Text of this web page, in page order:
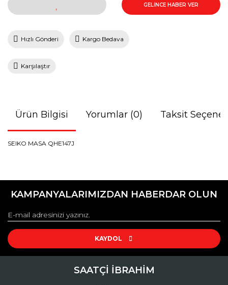
GELİNCE HABER VER
Hızlı Gönderi Kargo Bedava
Karşılaştır
Ürün Bilgisi Yorumlar (0) Taksit
SEIKO MASA QHE147J
konularda yetersiz gördüğünüz noktaları öneri formunu
Görüş ve önerileriniz için teşekkür ederiz.
Ürün resmi kalitesiz, bozuk veya görüntülenemiyor.
Ürün açıklamasında eksik bilgiler bulunuyor.
Ürün fiyatı diğer sitelerden daha pahalı.
KAMPANYALARIMIZDAN HABERDAR OLUN
KAYDOL
SAATÇİ İBRAHİM